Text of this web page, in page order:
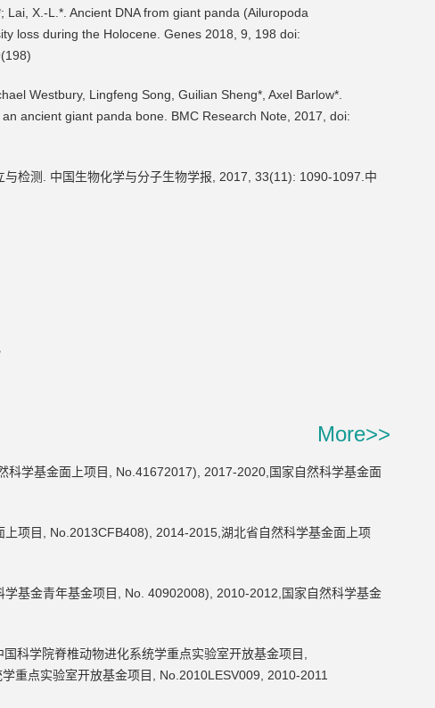
X.-L.*. Ancient DNA from giant panda (Ailuropoda
loss during the Holocene. Genes 2018, 9, 198 doi:
Westbury, Lingfeng Song, Guilian Sheng*, Axel Barlow*.
ancient giant panda bone. BMC Research Note, 2017, doi:
检测. 中国生物化学与分子生物学报, 2017, 33(11): 1090-1097.中
More>>
学基金面上项目, No.41672017), 2017-2020,国家自然科学基金面
项目, No.2013CFB408), 2014-2015,湖北省自然科学基金面上项
基金青年基金项目, No. 40902008), 2010-2012,国家自然科学基金
科学院脊椎动物进化系统学重点实验室开放基金项目,
重点实验室开放基金项目, No.2010LESV009, 2010-2011